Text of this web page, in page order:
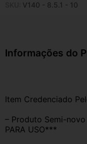
V140 - 8.5.1 - 10
Informações do
Item Credenciado
– Produto Semi-novo
PARA USO***